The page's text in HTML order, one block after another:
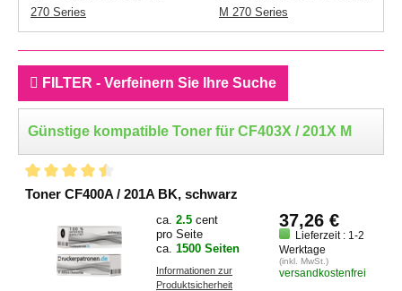
270 Series
M 270 Series
FILTER - Verfeinern Sie Ihre Suche
Günstige kompatible Toner für CF403X / 201X M
Toner CF400A / 201A BK, schwarz
ca. 2.5 cent
pro Seite
ca. 1500 Seiten
Informationen zur
Produktsicherheit
37,26 €
Lieferzeit : 1-2
Werktage
(inkl. MwSt.)
versandkostenfrei